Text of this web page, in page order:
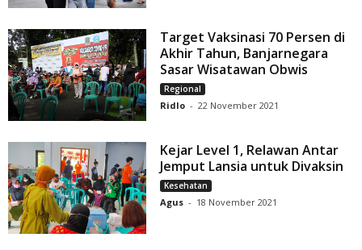
Target Vaksinasi 70 Persen di
Akhir Tahun, Banjarnegara
Sasar Wisatawan Obwis
Regional
Ridlo - 22 November 2021
Kejar Level 1, Relawan Antar
Jemput Lansia untuk Divaksin
Kesehatan
Agus - 18 November 2021